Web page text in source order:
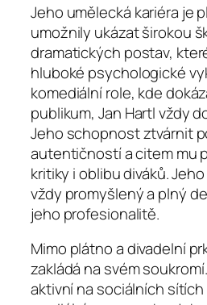
Jeho umělecká kariéra je
umožnily ukázat širokou
dramatických postav,
hluboké psychologické
komediální role, kde
publikum, Jan Hartl vždy
Jeho schopnost ztvárnit
autentičností a citem mu
kritiky i oblibu diváků.
vždy promyšlený a plný
jeho profesionalitě.
Mimo plátno a divadelní
zakládá na svém
aktivní na sociálních